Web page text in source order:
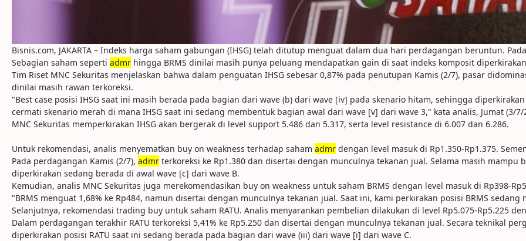
Bisnis.com, JAKARTA – Indeks harga saham gabungan (IHSG) telah ditutup menguat dalam dua hari perdagangan beruntun.
Sebagian saham seperti admr hingga BRMS dinilai masih punya peluang mendapatkan gain di saat indeks komposit
Tim Riset MNC Sekuritas menjelaskan bahwa dalam penguatan IHSG sebesar 0,87% pada penutupan Kamis (2/7), pasar
dinilai masih rawan terkoreksi.
"Best case posisi IHSG saat ini masih berada pada bagian dari wave (b) dari wave [iv] pada skenario hitam, sehingga
cermati skenario merah di mana IHSG saat ini sedang membentuk bagian awal dari wave [v] dari wave 3," kata analis, Jumat (3/7/
MNC Sekuritas memperkirakan IHSG akan bergerak di level support 5.486 dan 5.317, serta level resistance di 6.007 dan 6.286.
Untuk rekomendasi, analis menyematkan buy on weakness terhadap saham admr dengan level masuk di Rp1.350-Rp1.375.
Pada perdagangan Kamis (2/7), admr terkoreksi ke Rp1.380 dan disertai dengan munculnya tekanan jual. Selama masih mampu
diperkirakan sedang berada di awal wave [c] dari wave B.
Kemudian, analis MNC Sekuritas juga merekomendasikan buy on weakness untuk saham BRMS dengan level masuk di Rp398-
"BRMS menguat 1,68% ke Rp484, namun disertai dengan munculnya tekanan jual. Saat ini, kami perkirakan posisi BRMS
Selanjutnya, rekomendasi trading buy untuk saham RATU. Analis menyarankan pembelian dilakukan di level Rp5.075-Rp5.225
Dalam perdagangan terakhir RATU terkoreksi 5,41% ke Rp5.250 dan disertai dengan munculnya tekanan jual. Secara teknikal
diperkirakan posisi RATU saat ini sedang berada pada bagian dari wave (iii) dari wave [i] dari wave C.